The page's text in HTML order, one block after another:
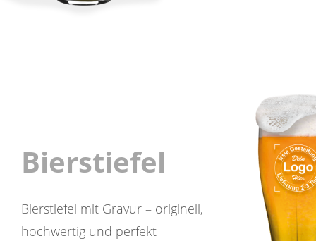
Bierstiefel
Bierstiefel mit Gravur – originell,
hochwertig und perfekt